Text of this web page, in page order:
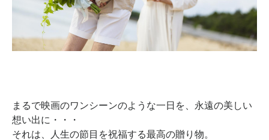
まるで映画のワンシーンのような一日を、永遠の美しい
想い出に・・・
それは、人生の節目を祝福する最高の贈り物。